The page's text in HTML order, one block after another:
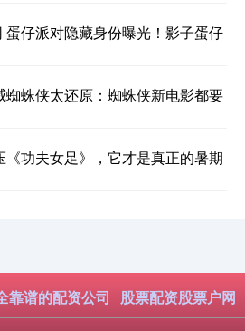
蛋仔派对隐藏身份曝光！影子蛋仔
蜘蛛侠太还原：蜘蛛侠新电影都要
功夫女足》，它才是真正的暑期
靠谱的配资公司 股票配资股票户网